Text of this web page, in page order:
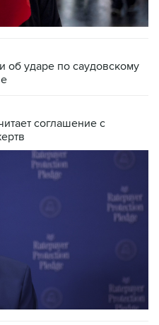
об ударе по саудовскому
соглашение с